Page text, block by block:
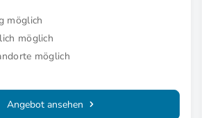
möglich
möglich
möglich
Angebot ansehen